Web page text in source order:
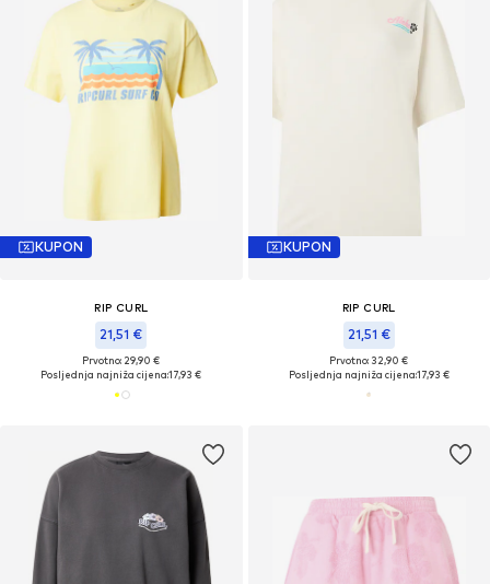
KUPON
RIP CURL
21,51 €
Prvotno: 29,90 €
Posljednja najniža cijena:17,93 €
KUPON
RIP CURL
21,51 €
Prvotno: 32,90 €
Posljednja najniža cijena:17,93 €